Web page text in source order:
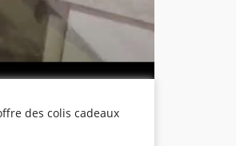
des colis cadeaux